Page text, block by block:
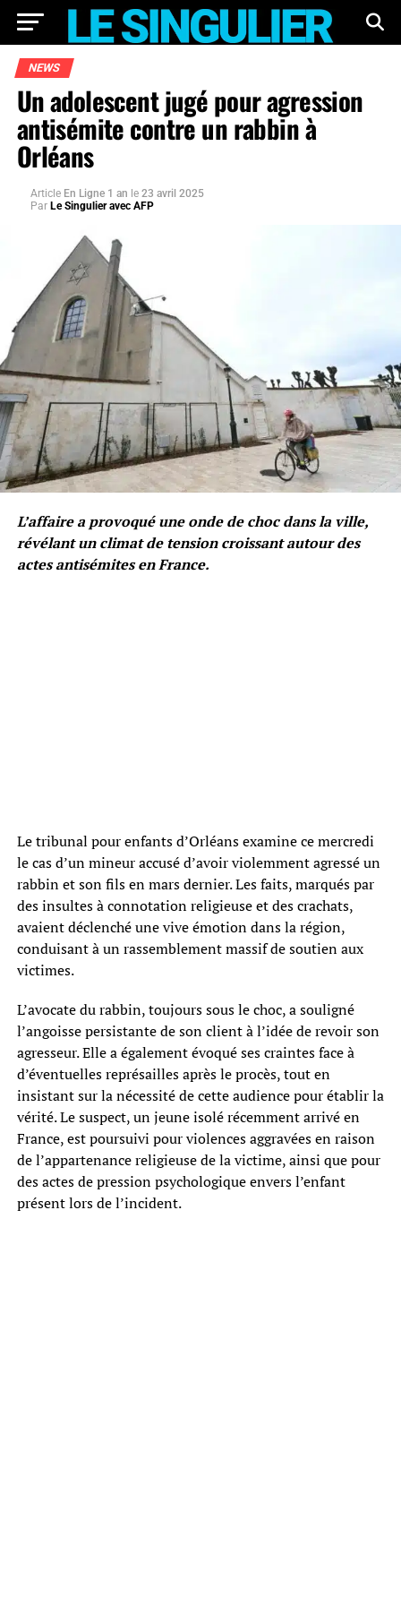
NEWS
Un adolescent jugé pour agression
antisémite contre un rabbin à
Orléans
Article En Ligne 1 an le 23 avril 2025
Par Le Singulier avec AFP
L’affaire a provoqué une onde de choc dans la ville,
révélant un climat de tension croissant autour des
actes antisémites en France.
Le tribunal pour enfants d’Orléans examine ce mercredi
le cas d’un mineur accusé d’avoir violemment agressé un
rabbin et son fils en mars dernier. Les faits, marqués par
des insultes à connotation religieuse et des crachats,
avaient déclenché une vive émotion dans la région,
conduisant à un rassemblement massif de soutien aux
victimes.
L’avocate du rabbin, toujours sous le choc, a souligné
l’angoisse persistante de son client à l’idée de revoir son
agresseur. Elle a également évoqué ses craintes face à
d’éventuelles représailles après le procès, tout en
insistant sur la nécessité de cette audience pour établir la
vérité. Le suspect, un jeune isolé récemment arrivé en
France, est poursuivi pour violences aggravées en raison
de l’appartenance religieuse de la victime, ainsi que pour
des actes de pression psychologique envers l’enfant
présent lors de l’incident.